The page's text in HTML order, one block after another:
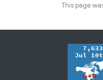
This page